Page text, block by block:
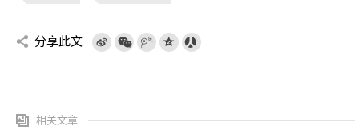
分享此文
相关文章